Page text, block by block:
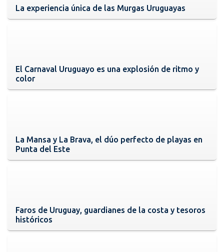
La experiencia única de las Murgas Uruguayas
El Carnaval Uruguayo es una explosión de ritmo y
color
La Mansa y La Brava, el dúo perfecto de playas en
Punta del Este
Faros de Uruguay, guardianes de la costa y tesoros
históricos